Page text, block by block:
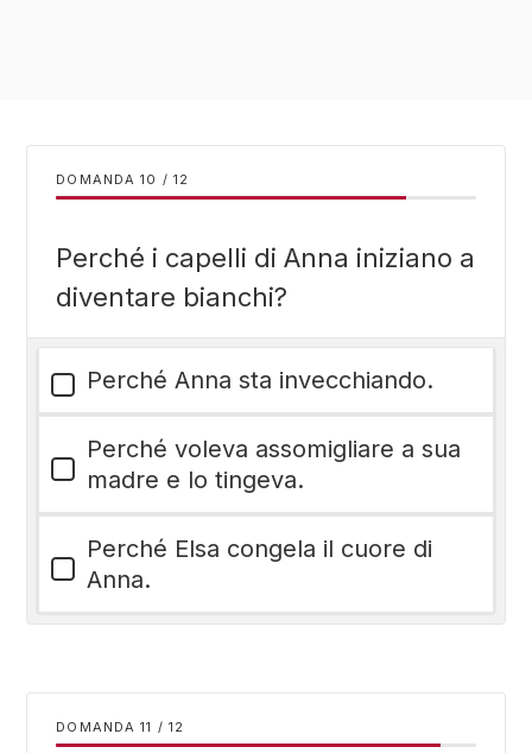
DOMANDA / 12
Perché i capelli di Anna iniziano a
diventare bianchi?
Perché Anna sta invecchiando.
Perché voleva assomigliare a sua
madre e lo tingeva.
Perché Elsa congela il cuore di
Anna.
DOMANDA / 12